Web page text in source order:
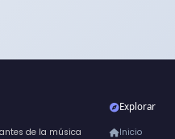
de la música
Explorar
Inicio